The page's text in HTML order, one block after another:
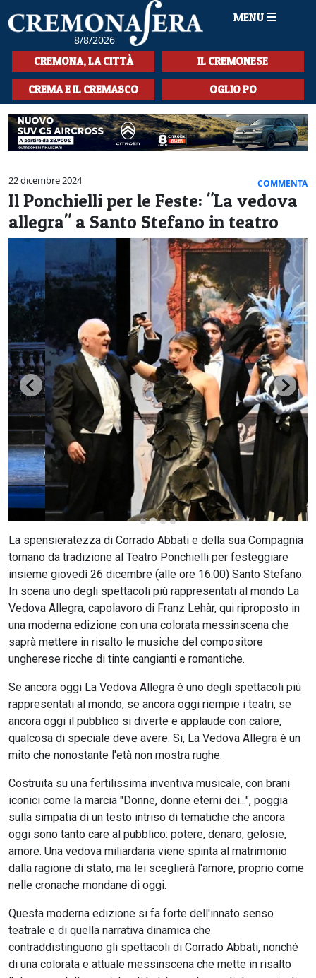
8/8/2026
MENU
HOME
CRONACA
SPORT
LA MUSICA
CULTURA
LA STORIA
SPETTACOLI
L'EDITORIALE
SEZIONI
CERCA
CREMONA, LA CITTÀ IL CREMONESE
CREMA E IL CREMASCO OGLIO PO
22 dicembre 2024 COMMENTA
Il Ponchielli per le Feste: "La vedova
allegra" a Santo Stefano in teatro
La spensieratezza di Corrado Abbati e della sua Compagnia
tornano da tradizione al Teatro Ponchielli per festeggiare
insieme giovedì 26 dicembre (alle ore 16.00) Santo Stefano.
In scena uno degli spettacoli più rappresentati al mondo La
Vedova Allegra, capolavoro di Franz Lehàr, qui riproposto in
una moderna edizione con una colorata messinscena che
saprà mettere in risalto le musiche del compositore
ungherese ricche di tinte cangianti e romantiche.
Se ancora oggi La Vedova Allegra è uno degli spettacoli più
rappresentati al mondo, se ancora oggi riempie i teatri, se
ancora oggi il pubblico si diverte e applaude con calore,
qualcosa di speciale deve avere. Si, La Vedova Allegra è un
mito che nonostante l'età non mostra rughe.
Costruita su una fertilissima inventiva musicale, con brani
iconici come la marcia "Donne, donne eterni dei...", poggia
sulla simpatia di un testo intriso di tematiche che ancora
oggi sono tanto care al pubblico: potere, denaro, gelosie,
amore. Una vedova miliardaria viene spinta al matrimonio
dalla ragione di stato, ma lei sceglierà l'amore, proprio come
nelle cronache mondane di oggi.
Questa moderna edizione si fa forte dell'innato senso
teatrale e di quella narrativa dinamica che
contraddistinguono gli spettacoli di Corrado Abbati, nonché
di una colorata e attuale messinscena che mette in risalto